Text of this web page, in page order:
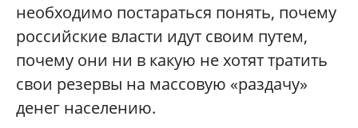
необходимо постараться понять, почему
российские власти идут своим путем,
почему они ни в какую не хотят тратить
свои резервы на массовую «раздачу»
денег населению.